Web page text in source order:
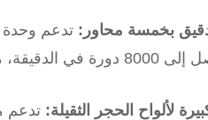
دقيق بخمسة محاور:
لألواح الحجر الثقيلة: